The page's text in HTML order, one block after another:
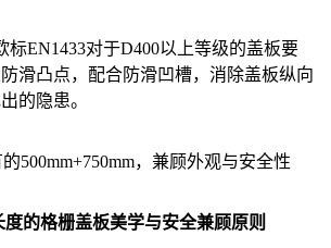
标EN1433对于D400以上等级的盖板要
滑凸点，配合防滑凹槽，消除盖板纵向
的隐患。
500mm+750mm，兼顾外观与安全性
度的格栅盖板美学与安全兼顾原则